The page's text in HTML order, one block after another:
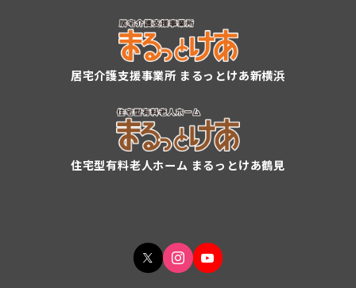
居宅介護支援事業所 まるっとけあ新横浜
住宅型有料老人ホーム まるっとけあ鶴見